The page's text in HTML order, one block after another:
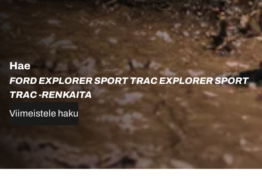
Hae
FORD EXPLORER SPORT TRAC EXPLORER SPORT
TRAC -RENKAITA
Viimeistele haku